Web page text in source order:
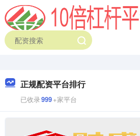
正规配资平台排行
已收录999+家平台